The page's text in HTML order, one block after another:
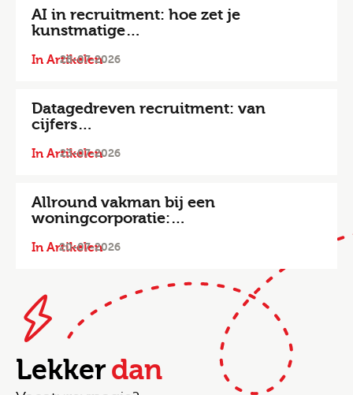
AI in recruitment: hoe zet je
kunstmatige…
In Artikelen
28-07-2026
Datagedreven recruitment: van
cijfers…
In Artikelen
23-07-2026
Allround vakman bij een
woningcorporatie:…
In Artikelen
20-07-2026
Lekkerdan